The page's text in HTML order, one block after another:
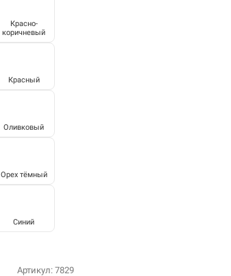
Красно-
коричневый
Красный
Оливковый
Орех тёмный
Синий
Артикул: 7829